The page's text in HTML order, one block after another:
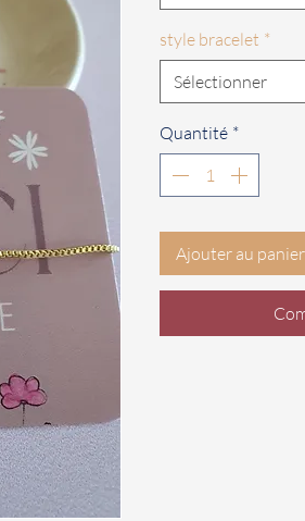
style bracelet *
Sélectionner
Quantité *
Ajouter au panier